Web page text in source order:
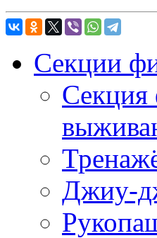
Секции
Секция
Джиу-